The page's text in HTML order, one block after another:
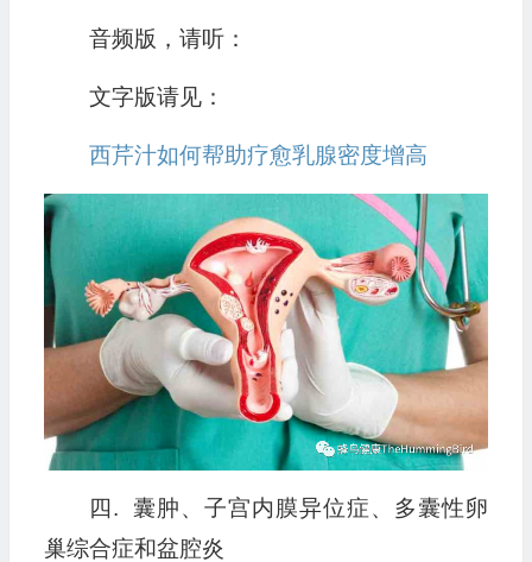
音频版，请听：
文字版请见：
西芹汁如何帮助疗愈乳腺密度增高
四. 囊肿、子宫内膜异位症、多囊性卵
巢综合症和盆腔炎